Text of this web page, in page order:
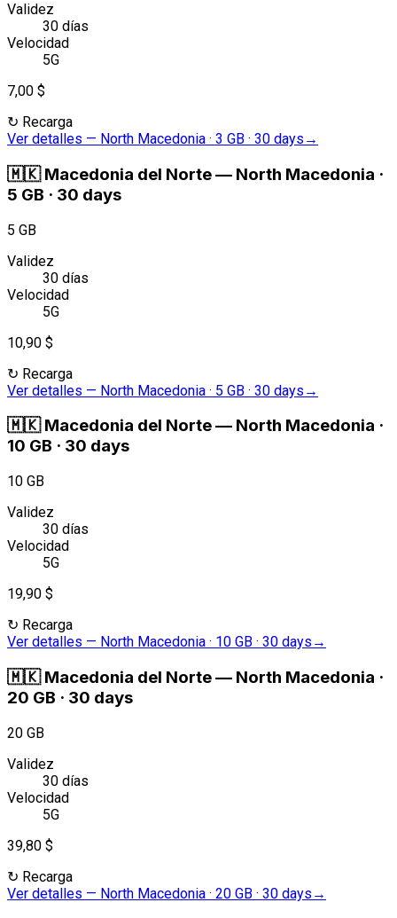
Validez
30 días
Velocidad
5G
7,00 $
↻ Recarga
Ver detalles — North Macedonia · 3 GB · 30 days →
🇲🇰 Macedonia del Norte— North Macedonia ·
5 GB · 30 days
5 GB
Validez
30 días
Velocidad
5G
10,90 $
↻ Recarga
Ver detalles — North Macedonia · 5 GB · 30 days →
🇲🇰 Macedonia del Norte— North Macedonia ·
10 GB · 30 days
10 GB
Validez
30 días
Velocidad
5G
19,90 $
↻ Recarga
Ver detalles — North Macedonia · 10 GB · 30 days →
🇲🇰 Macedonia del Norte— North Macedonia ·
20 GB · 30 days
20 GB
Validez
30 días
Velocidad
5G
39,80 $
↻ Recarga
Ver detalles — North Macedonia · 20 GB · 30 days →